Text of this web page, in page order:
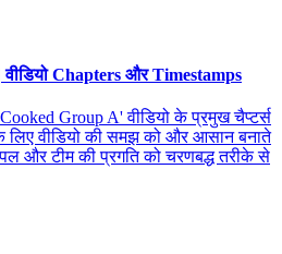
Chapters और Timestamps
Group A' वीडियो के प्रमुख चैप्टर्स
लिए वीडियो की समझ को और आसान बनाते
और टीम की प्रगति को चरणबद्ध तरीके से